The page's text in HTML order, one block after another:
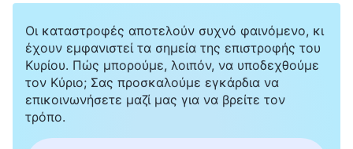
που προσφέρει ο Κύριος Ιησούς. Για όσους ζουν
σύμφωνα με τον νόμο, αυτό ήταν «σωτηρία».
Επομένως, η «σωτηρία» για την οποία μίλησε ο
Κύριος Ιησούς δεν είναι όπως τη
φανταζόμαστε, ότι εφόσον πιστεύουμε στον
Κύριο Ιησού, θα σωθούμε μια και καλή.
Οι καταστροφές αποτελούν συχνό φαινόμενο, κι
έχουν εμφανιστεί τα σημεία της επιστροφής του
Κυρίου. Πώς μπορούμε, λοιπόν, να υποδεχθούμε
τον Κύριο; Σας προσκαλούμε εγκάρδια να
επικοινωνήσετε μαζί μας για να βρείτε τον
τρόπο.